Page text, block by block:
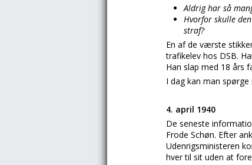
Aldrig har så
Hvorfor skulle
straf?
En af de værste
trafikelev hos DSB.
Han slap med 18 års
I dag kan man
4. april 1940
De seneste
Frode Schøn. Efter
Udenrigsministeren
hver til sit uden at